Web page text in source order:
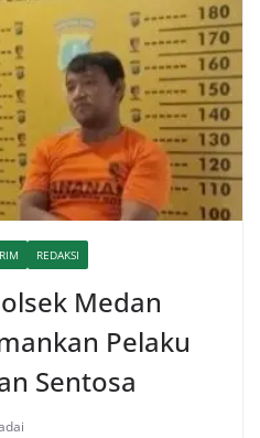
REDAKSI
Medan
Pelaku
Sentosa